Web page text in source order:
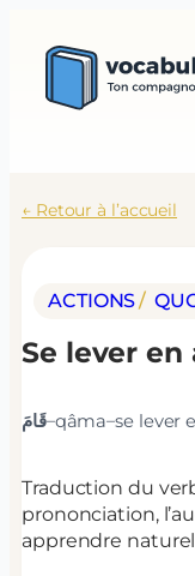
← Retour à l’accueil
ACTIONS/
Se lever en
قَامَ–qâma–se lever
Traduction du
prononciation,
apprendre